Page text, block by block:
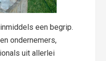
een begrip.
ondernemers,
uit allerlei